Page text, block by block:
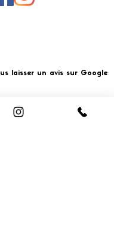
laisser un avis sur Google